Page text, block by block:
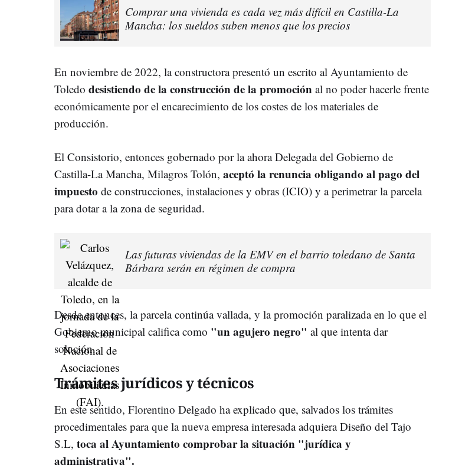
Comprar una vivienda es cada vez más difícil en Castilla-La
Mancha: los sueldos suben menos que los precios
En noviembre de 2022, la constructora presentó un escrito al Ayuntamiento de
Toledo desistiendo de la construcción de la promoción al no poder hacerle frente
económicamente por el encarecimiento de los costes de los materiales de
producción.
El Consistorio, entonces gobernado por la ahora Delegada del Gobierno de
Castilla-La Mancha, Milagros Tolón, aceptó la renuncia obligando al pago del
impuesto de construcciones, instalaciones y obras (ICIO) y a perimetrar la parcela
para dotar a la zona de seguridad.
Las futuras viviendas de la EMV en el barrio toledano de Santa
Bárbara serán en régimen de compra
Desde entonces, la parcela continúa vallada, y la promoción paralizada en lo que el
Gobierno municipal califica como "un agujero negro" al que intenta dar
solución.
Trámites jurídicos y técnicos
En este sentido, Florentino Delgado ha explicado que, salvados los trámites
procedimentales para que la nueva empresa interesada adquiera Diseño del Tajo
S.L, toca al Ayuntamiento comprobar la situación "jurídica y
administrativa".